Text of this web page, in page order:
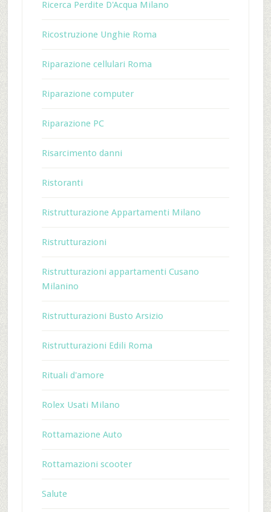
Ricerca Perdite D'Acqua Milano
Ricostruzione Unghie Roma
Riparazione cellulari Roma
Riparazione computer
Riparazione PC
Risarcimento danni
Ristoranti
Ristrutturazione Appartamenti Milano
Ristrutturazioni
Ristrutturazioni appartamenti Cusano
Milanino
Ristrutturazioni Busto Arsizio
Ristrutturazioni Edili Roma
Rituali d'amore
Rolex Usati Milano
Rottamazione Auto
Rottamazioni scooter
Salute